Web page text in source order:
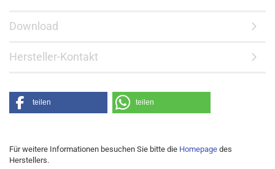
Download
Hersteller-Kontakt
teilen teilen
Für weitere Informationen besuchen Sie bitte die Homepage des
Herstellers.